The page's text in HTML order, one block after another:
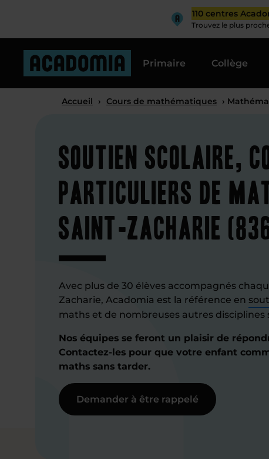
110 centres
Trouvez le plus
Primaire Collège
Accueil › Cours de mathématiques ›
Soutien scolaire,
particuliers de
Saint-Zacharie
Avec plus de 30 élèves accompagnés
Zacharie, Acadomia est la référence en
maths et de nombreuses autres disciplines
Nos équipes se feront un plaisir de
Contactez-les pour que votre enfant
maths sans tarder.
Demander à être rappelé